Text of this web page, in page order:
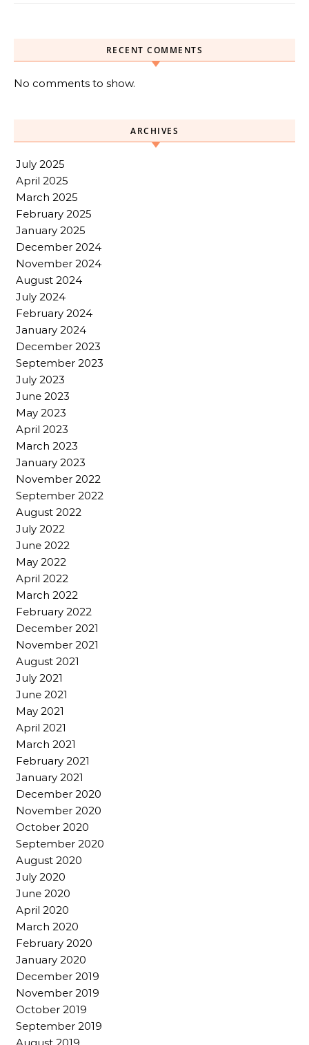
RECENT COMMENTS
No comments to show.
ARCHIVES
July 2025
April 2025
March 2025
February 2025
January 2025
December 2024
November 2024
August 2024
July 2024
February 2024
January 2024
December 2023
September 2023
July 2023
June 2023
May 2023
April 2023
March 2023
January 2023
November 2022
September 2022
August 2022
July 2022
June 2022
May 2022
April 2022
March 2022
February 2022
December 2021
November 2021
August 2021
July 2021
June 2021
May 2021
April 2021
March 2021
February 2021
January 2021
December 2020
November 2020
October 2020
September 2020
August 2020
July 2020
June 2020
April 2020
March 2020
February 2020
January 2020
December 2019
November 2019
October 2019
September 2019